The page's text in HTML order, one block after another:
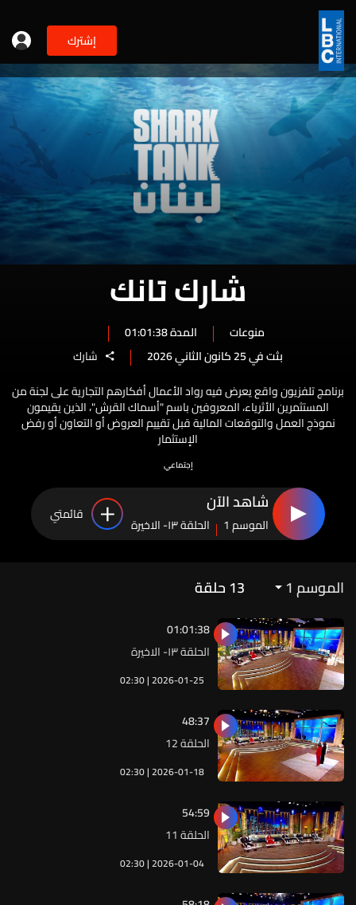
إشترك
شارك تانك
منوعات
المدة 01:01:38
بثت في 25 كانون الثاني 2026
شارك
برنامج تلفزيون واقع يعرض فيه رواد الأعمال أفكارهم التجارية على لجنة من
المستثمرين الأثرياء، المعروفين باسم "أسماك القرش"، الذين يقيمون
نموذج العمل والتوقعات المالية قبل تقييم العروض أو التعاون أو رفض
الإستثمار
إجتماعي
شاهد الآن
الموسم 1 الحلقة ١٣- الاخيرة
قائمتي
الموسم 1 13 حلقة
02:30 | 2026-01-25
الحلقة ١٣- الاخيرة
01:01:38
02:30 | 2026-01-18
الحلقة 12
48:37
02:30 | 2026-01-04
الحلقة 11
54:59